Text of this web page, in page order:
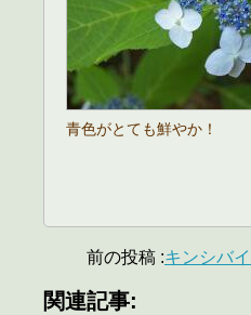
青色がとても鮮やか！
前の投稿 :キンシバイ
関連記事: